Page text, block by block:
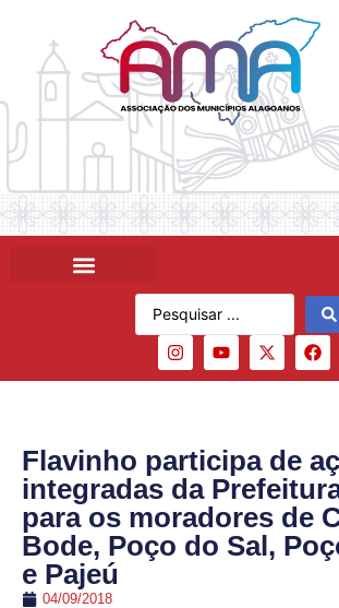
Flavinho participa de
integradas da
para os moradores de
Bode, Poço do Sal,
e Pajeú
04/09/2018